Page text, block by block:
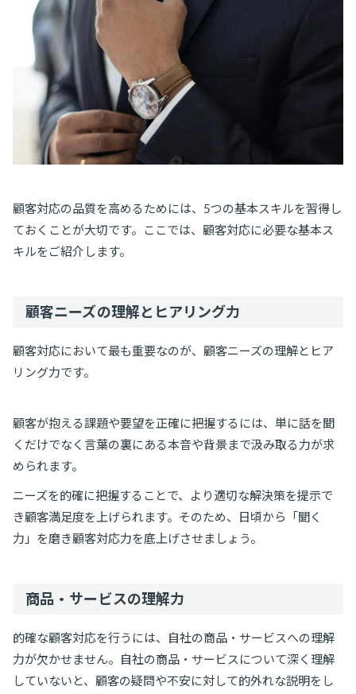
顧客対応の品質を高めるためには、5つの基本スキルを習得し
ておくことが大切です。ここでは、顧客対応に必要な基本ス
キルをご紹介します。
顧客ニーズの理解とヒアリング力
顧客対応において最も重要なのが、顧客ニーズの理解とヒア
リング力です。
顧客が抱える課題や要望を正確に把握するには、単に話を聞
くだけでなく言葉の裏にある本音や背景まで汲み取る力が求
められます。
ニーズを的確に把握することで、より適切な解決策を提示で
き顧客満足度を上げられます。そのため、日頃から「聞く
力」を磨き顧客対応力を底上げさせましょう。
商品・サービスの理解力
的確な顧客対応を行うには、自社の商品・サービスへの理解
力が欠かせません。自社の商品・サービスについて深く理解
していないと、顧客の疑問や不安に対して的外れな説明をし